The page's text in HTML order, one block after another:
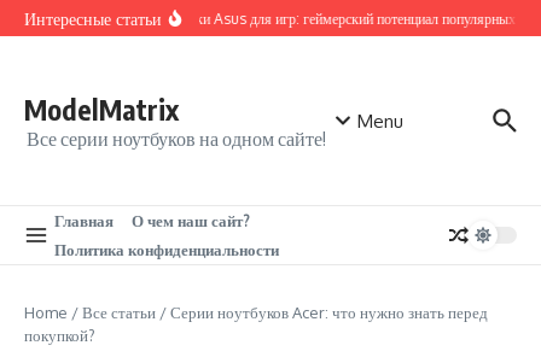
Перейти к содержанию
Интересные статьиНоутбуки Asus для игр: геймерский потенциал популярных
ModelMatrix
Все серии ноутбуков на одном сайте!
Menu
Главная
О чем наш сайт?
Политика конфиденциальности
Home /Все статьи /Серии ноутбуков Acer: что нужно знать перед
покупкой?